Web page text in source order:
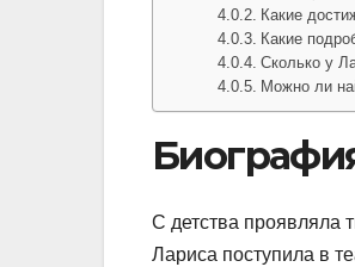
Какие
Какие
Сколько у
Можно ли
С детства проявляла
Лариса поступила в